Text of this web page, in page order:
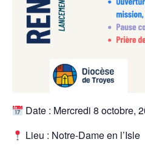
Date : Mercredi 8 octobre,
Lieu : Notre-Dame en l’Isle